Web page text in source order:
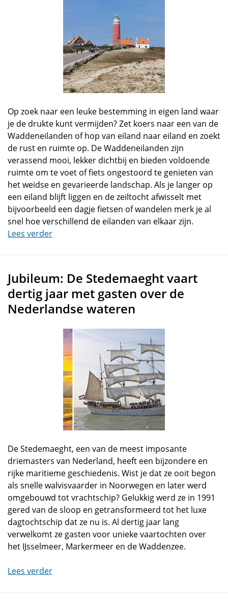
Op zoek naar een leuke bestemming in eigen land waar
je de drukte kunt vermijden? Zet koers naar een van de
Waddeneilanden of hop van eiland naar eiland en zoekt
de rust en ruimte op. De Waddeneilanden zijn
verassend mooi, lekker dichtbij en bieden voldoende
ruimte om te voet of fiets ongestoord te genieten van
het weidse en gevarieerde landschap. Als je langer op
een eiland blijft liggen en de zeiltocht afwisselt met
bijvoorbeeld een dagje fietsen of wandelen merk je al
snel hoe verschillend de eilanden van elkaar zijn.
Lees verder
Jubileum: De Stedemaeght vaart
dertig jaar met gasten over de
Nederlandse wateren
De Stedemaeght, een van de meest imposante
driemasters van Nederland, heeft een bijzondere en
rijke maritieme geschiedenis. Wist je dat ze ooit begon
als snelle walvisvaarder in Noorwegen en later werd
omgebouwd tot vrachtschip? Gelukkig werd ze in 1991
gered van de sloop en getransformeerd tot het luxe
dagtochtschip dat ze nu is. Al dertig jaar lang
verwelkomt ze gasten voor unieke vaartochten over
het IJsselmeer, Markermeer en de Waddenzee.
Lees verder